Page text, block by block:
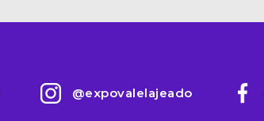
@expovalelajeado